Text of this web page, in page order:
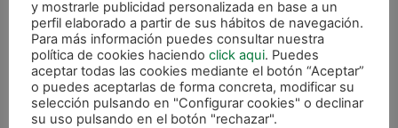
Martes 6 de diciembre a partir de las 17:00
horas.
y mostrarle publicidad personalizada en base a un
perfil elaborado a partir de sus hábitos de navegación.
Para más información puedes consultar nuestra
política de cookies haciendo click aqui. Puedes
aceptar todas las cookies mediante el botón “Aceptar”
o puedes aceptarlas de forma concreta, modificar su
selección pulsando en "Configurar cookies" o declinar
su uso pulsando en el botón "rechazar".